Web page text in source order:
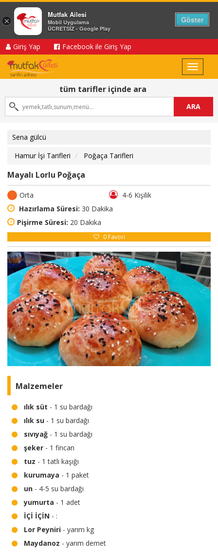
Giriş Yap Facebook ile Giriş Yap
Toggle
tüm tarifler içinde ara
ARA
Sena gülcü
Hamur İşi Tarifleri
Poğaça Tarifleri
Mayalı Lorlu Poğaça
Orta
4-6 Kişilik
Hazırlama Süresi: 30 Dakika
Pişirme Süresi: 20 Dakika
0 Favori
Malzemeler
ılık süt - 1 su bardağı
ılık su - 1 su bardağı
sıvıyağ - 1 su bardağı
şeker - 1 fincan
tuz - 1 tatlı kaşığı
kurumaya - 1 paket
un - 4-5 su bardağı
yumurta - 1 adet
İÇİ İÇİN - :
Lor Peyniri - yarım kg
Maydanoz - yarım demet
×
Mutfak Ailesi
Mobil Uygulama
ÜCRETSİZ - Google Play
Göster